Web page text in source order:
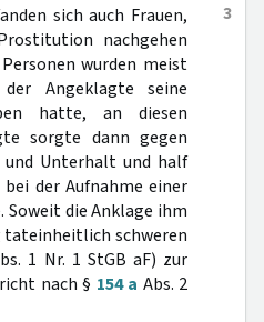
3
sich auch Frauen,
nachgehen
wurden meist
Angeklagte seine
hatte, an diesen
sorgte dann gegen
Unterhalt und half
der Aufnahme einer
die Anklage ihm
tateinheitlich schweren
1 Nr. 1 StGB aF) zur
nach § 154 a Abs. 2